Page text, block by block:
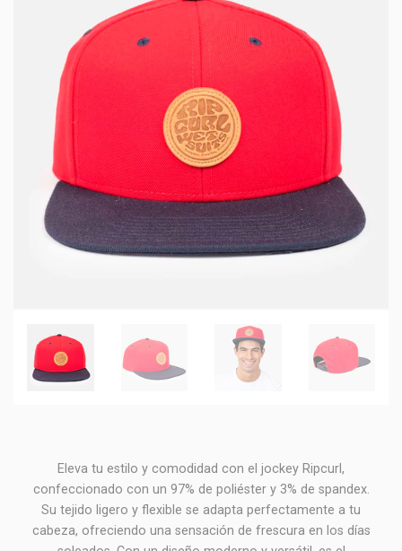
Eleva tu estilo y comodidad con el jockey Ripcurl,
confeccionado con un 97% de poliéster y 3% de spandex.
Su tejido ligero y flexible se adapta perfectamente a tu
cabeza, ofreciendo una sensación de frescura en los días